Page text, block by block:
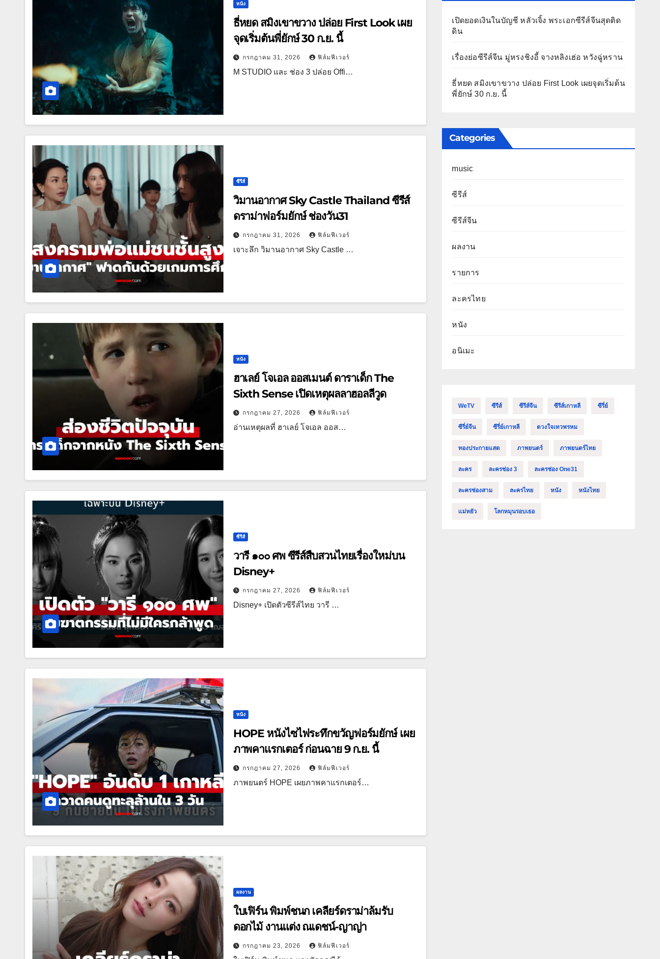
หนัง
ธี่หยด สมิงเขาขวาง ปล่อย First Look เผย
จุดเริ่มต้นพี่ยักษ์ 30 ก.ย. นี้
กรกฎาคม 31, 2026 ฟิล์มฟีเวอร์
M STUDIO และ ช่อง 3 ปล่อย Offi…
ซีรีส์
วิมานอากาศ Sky Castle Thailand ซีรีส์
ดราม่าฟอร์มยักษ์ ช่องวัน31
กรกฎาคม 31, 2026 ฟิล์มฟีเวอร์
เจาะลึก วิมานอากาศ Sky Castle …
หนัง
ฮาเลย์ โจเอล ออสเมนต์ ดาราเด็ก The
Sixth Sense เปิดเหตุผลลาฮอลลีวูด
กรกฎาคม 27, 2026 ฟิล์มฟีเวอร์
อ่านเหตุผลที่ ฮาเลย์ โจเอล ออส…
ซีรีส์
วารี ๑๐๐ ศพ ซีรีส์สืบสวนไทยเรื่องใหม่บน
Disney+
กรกฎาคม 27, 2026 ฟิล์มฟีเวอร์
Disney+ เปิดตัวซีรีส์ไทย วารี …
หนัง
HOPE หนังไซไฟระทึกขวัญฟอร์มยักษ์ เผย
ภาพคาแรกเตอร์ ก่อนฉาย 9 ก.ย. นี้
กรกฎาคม 27, 2026 ฟิล์มฟีเวอร์
ภาพยนตร์ HOPE เผยภาพคาแรกเตอร์…
ผลงาน
ใบเฟิร์น พิมพ์ชนก เคลียร์ดราม่าล้มรับ
ดอกไม้ งานแต่ง ณเดชน์-ญาญ่า
กรกฎาคม 23, 2026 ฟิล์มฟีเวอร์
เปิดยอดเงินในบัญชี หลัวเจิ้ง พระเอกซีรีส์จีนสุดติด
ดิน
เรื่องย่อซีรีส์จีน มู่หรงชิงอี้ จางหลิงเฮ่อ หวังฉู่หราน
ธี่หยด สมิงเขาขวาง ปล่อย First Look เผยจุดเริ่มต้น
พี่ยักษ์ 30 ก.ย. นี้
Categories
music
ซีรีส์
ซีรีส์จีน
ผลงาน
รายการ
ละครไทย
หนัง
อนิเมะ
WeTV ซีรีส์ ซีรีส์จีน ซีรีส์เกาหลี ซีรี่ย์
ซีรี่ย์จีน ซีรี่ย์เกาหลี ดวงใจเทวพรหม
ทองประกายแสด ภาพยนตร์ ภาพยนตร์ไทย
ละคร ละครช่อง 3 ละครช่อง One31
ละครช่องสาม ละครไทย หนัง หนังไทย
แม่หยัว โลกหมุนรอบเธอ